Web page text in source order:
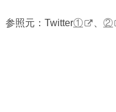
参照元：Twitter① 、②